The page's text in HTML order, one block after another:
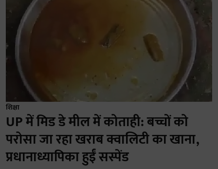
शिक्षा
UP में मिड डे मील में कोताही: बच्चों को
परोसा जा रहा खराब क्वालिटी का खाना,
प्रधानाध्यापिका हुईं सस्पेंड